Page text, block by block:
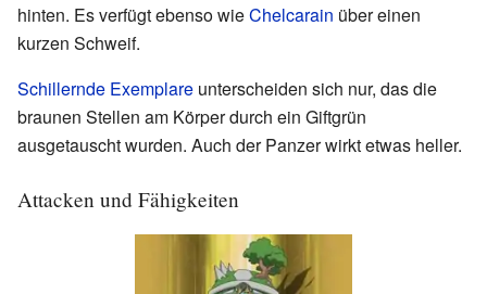
hinten. Es verfügt ebenso wieChelcarain über einen
kurzen Schweif.
Schillernde Exemplare unterscheiden sich nur, das die
braunen Stellen am Körper durch ein Giftgrün
ausgetauscht wurden. Auch der Panzer wirkt etwas heller.
Attacken und Fähigkeiten